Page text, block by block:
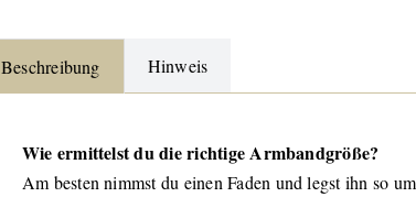
Beschreibung Hinweis
Wie ermittelst du die richtige Armbandgröße?
Am besten nimmst du einen Faden und legst ihn so